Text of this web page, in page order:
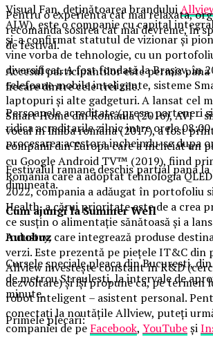
Visual Fan, deținătoarea brandului
ALW), este o companie cu capital
și-a confirmat statutul de vizionar și
vine vorba de tehnologie, cu un
diversificat. A fost fondată la Brașov, în
telefoane mobile inteligente, sisteme
laptopuri și alte gadgeturi. A lansat cel
Smart Home din România (2016), AVI –
vocal în limba româna (2017), a fost
companii din Europa care a încheiat un
cu Google Android TV™ (2019), fiind
România care a adoptat tehnologia
2022, compania a adăugat în portofoliu
Health, a cărui prioritate este de a crea
ce susțin o alimentație sănătoasă și a
Industry, care integrează produse
verzi. Este prezentă pe piețele IT&C din
Allview investește constant în R&D
dezvoltare) și își propune ca, pe termen
robot inteligent – asistent personal.
conectați la noutățile Allview, puteți
companiei de pe Facebook, YouTubeși
Pentru o experienta cat mai relaxata,
recomanda sosirea cat mai devreme, in
de festival.
Accesul participantilor este permis pana
fiecare dintre cele trei zile.
Persoanele acreditate (presa, parteneri
ridica acreditarile zilnic intre orele 08:00
procesarea acestora incheindu-se dupa
Festivalul ramane deschis partial pana la
dimineata.
Cum ajungi la Summer Well
Autobuz
Cursele speciale pleaca din Bucuresti,
de metrou Straulesti, la intervale de
minute.
Primele plecari: